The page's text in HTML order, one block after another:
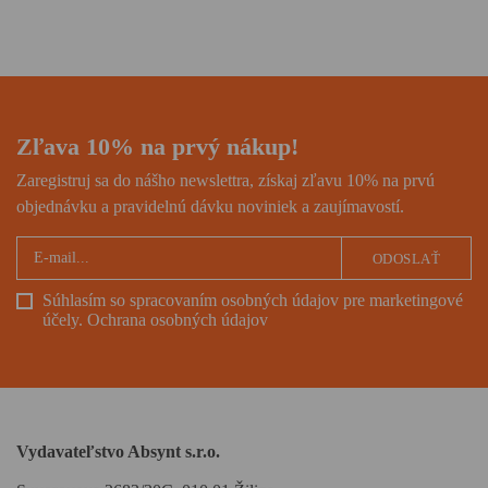
Zľava 10% na prvý nákup!
Zaregistruj sa do nášho newslettra, získaj zľavu 10% na prvú
objednávku a pravidelnú dávku noviniek a zaujímavostí.
Súhlasím so spracovaním osobných údajov pre marketingové
účely. Ochrana osobných údajov
ODOSLAŤ
Vydavateľstvo Absynt s.r.o.